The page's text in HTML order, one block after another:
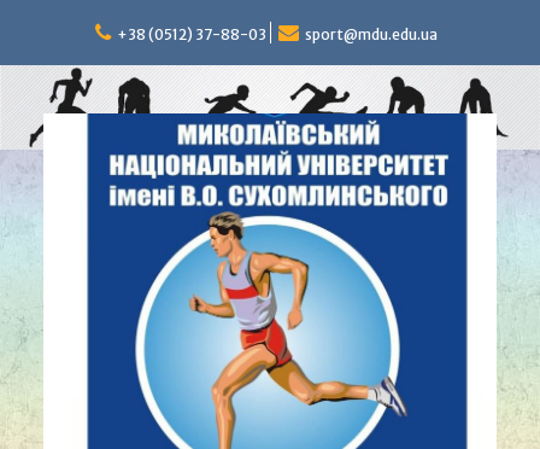
содержимому
+38 (0512) 37-88-03 sport@mdu.edu.ua